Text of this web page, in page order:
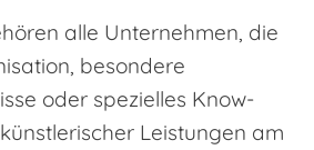
alle Unternehmen, die
besondere
oder spezielles Know-
Leistungen am